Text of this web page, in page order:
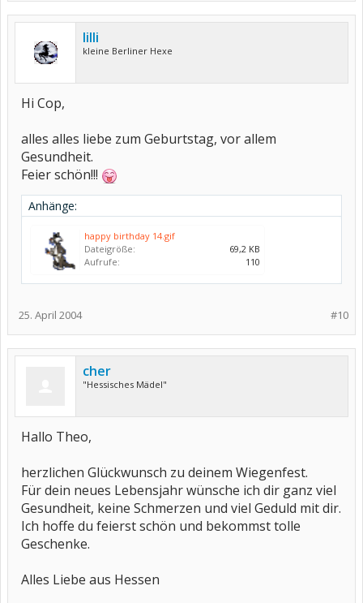
lilli
kleine Berliner Hexe
Hi Cop,
alles alles liebe zum Geburtstag, vor allem
Gesundheit.
Feier schön!!!
Anhänge:
happy birthday 14.gif
Dateigröße:
69,2 KB
Aufrufe:
110
#10
25. April 2004
cher
"Hessisches Mädel"
Hallo Theo,
herzlichen Glückwunsch zu deinem Wiegenfest.
Für dein neues Lebensjahr wünsche ich dir ganz viel
Gesundheit, keine Schmerzen und viel Geduld mit dir.
Ich hoffe du feierst schön und bekommst tolle
Geschenke.
Alles Liebe aus Hessen